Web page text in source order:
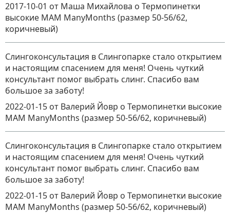
2017-10-01 от Маша Михайлова о Термопинетки
высокие MAM ManyMonths (размер 50-56/62,
коричневый)
Слингоконсультация в Слингопарке стало открытием
и настоящим спасением для меня! Очень чуткий
консультант помог выбрать слинг. Спасибо вам
большое за заботу!
2022-01-15 от Валерий Йовр о Термопинетки высокие
MAM ManyMonths (размер 50-56/62, коричневый)
Слингоконсультация в Слингопарке стало открытием
и настоящим спасением для меня! Очень чуткий
консультант помог выбрать слинг. Спасибо вам
большое за заботу!
2022-01-15 от Валерий Йовр о Термопинетки высокие
MAM ManyMonths (размер 50-56/62, коричневый)